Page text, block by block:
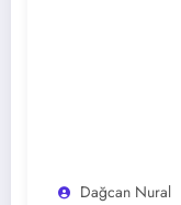
Dağcan Nural